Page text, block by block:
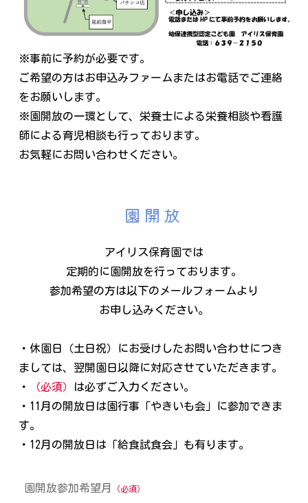
※事前に予約が必要です。
ご希望の方はお申込みファームまたはお電話でご連絡
をお願いします。
※園開放の一環として、栄養士による栄養相談や看護
師による育児相談も行っております。
お気軽にお問い合わせください。
園開放
アイリス保育園では
定期的に園開放を行っております。
参加希望の方は以下のメールフォームより
お申し込みください。
・休園日（土日祝）にお受けしたお問い合わせにつき
ましては、翌開園日以降に対応させていただきます。
・
（必須）
は必ずご入力ください。
・11月の開放日は園行事「やきいも会」に参加できま
す。
・12月の開放日は「給食試食会」も有ります。
園開放参加希望月 （必須）